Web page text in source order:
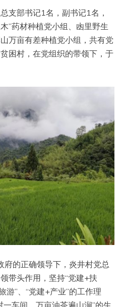
支部书记1名，副书记1名，
”药材种植党小组、凼里野生
万亩有差种植党小组，共有党
困村，在党组织的带领下，于
的正确领导下，炎井村党总
带头作用，坚持“党建+扶
游”、“党建+产业”的工作理
车间，万亩油茶遍山涧”的生